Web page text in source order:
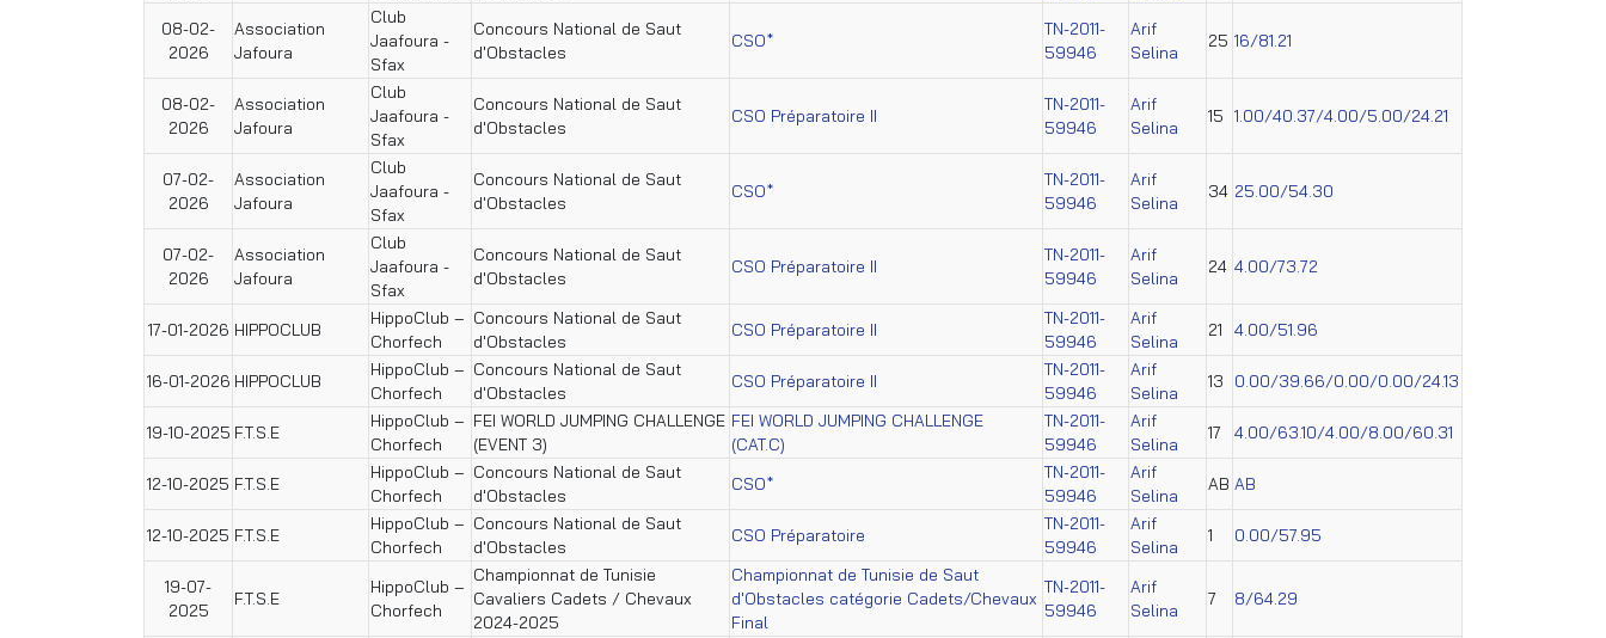
08-02-
2026
Association
Jafoura
Club
Jaafoura -
Sfax
Concours National de Saut
d'Obstacles
CSO*
TN-2011-
59946
Arif
Selina
25 16/81.21
08-02-
2026
Association
Jafoura
Club
Jaafoura -
Sfax
Concours National de Saut
d'Obstacles
CSO Préparatoire II
TN-2011-
59946
Arif
Selina
15 1.00/40.37/4.00/5.00/24.21
07-02-
2026
Association
Jafoura
Club
Jaafoura -
Sfax
Concours National de Saut
d'Obstacles
CSO*
TN-2011-
59946
Arif
Selina
34 25.00/54.30
07-02-
2026
Association
Jafoura
Club
Jaafoura -
Sfax
Concours National de Saut
d'Obstacles
CSO Préparatoire II
TN-2011-
59946
Arif
Selina
24 4.00/73.72
17-01-2026 HIPPOCLUB
HippoClub –
Chorfech
Concours National de Saut
d'Obstacles
CSO Préparatoire II
TN-2011-
59946
Arif
Selina
21 4.00/51.96
16-01-2026 HIPPOCLUB
HippoClub –
Chorfech
Concours National de Saut
d'Obstacles
CSO Préparatoire II
TN-2011-
59946
Arif
Selina
13 0.00/39.66/0.00/0.00/24.13
19-10-2025 F.T.S.E
HippoClub –
Chorfech
FEI WORLD JUMPING CHALLENGE
(EVENT 3)
FEI WORLD JUMPING CHALLENGE
(CAT.C)
TN-2011-
59946
Arif
Selina
17 4.00/63.10/4.00/8.00/60.31
12-10-2025 F.T.S.E
HippoClub –
Chorfech
Concours National de Saut
d'Obstacles
CSO*
TN-2011-
59946
Arif
Selina
AB AB
12-10-2025 F.T.S.E
HippoClub –
Chorfech
Concours National de Saut
d'Obstacles
CSO Préparatoire
TN-2011-
59946
Arif
Selina
1 0.00/57.95
19-07-
2025
F.T.S.E
HippoClub –
Chorfech
Championnat de Tunisie
Cavaliers Cadets / Chevaux
2024-2025
Championnat de Tunisie de Saut
d'Obstacles catégorie Cadets/Chevaux
Final
TN-2011-
59946
Arif
Selina
7 8/64.29